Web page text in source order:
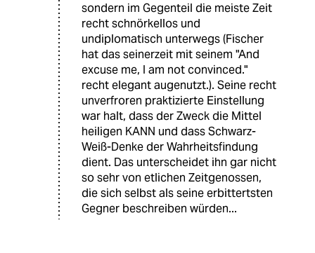
sondern im Gegenteil die meiste Zeit
recht schnörkellos und
undiplomatisch unterwegs (Fischer
hat das seinerzeit mit seinem "And
excuse me, I am not convinced."
recht elegant augenutzt.). Seine recht
unverfroren praktizierte Einstellung
war halt, dass der Zweck die Mittel
heiligen KANN und dass Schwarz-
Weiß-Denke der Wahrheitsfindung
dient. Das unterscheidet ihn gar nicht
so sehr von etlichen Zeitgenossen,
die sich selbst als seine erbittertsten
Gegner beschreiben würden...